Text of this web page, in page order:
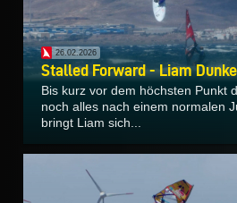
26.02.2026
Stalled Forward - Liam
Bis kurz vor dem höchsten Punkt
noch alles nach einem normalen
bringt Liam sich...